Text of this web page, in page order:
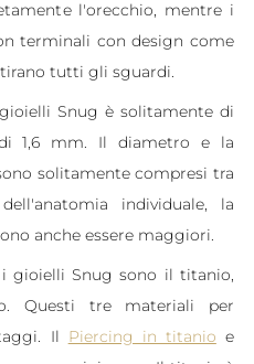
l'orecchio, mentre i
terminali con design come
tutti gli sguardi.
Snug è solitamente di
1,6 mm. Il diametro e la
solitamente compresi tra
individuale, la
anche essere maggiori.
gioielli Snug sono il titanio,
Questi tre materiali per
Il Piercing in titanio e